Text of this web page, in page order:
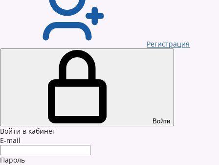
Регистрация
Войти
Войти в кабинет
E-mail
Пароль